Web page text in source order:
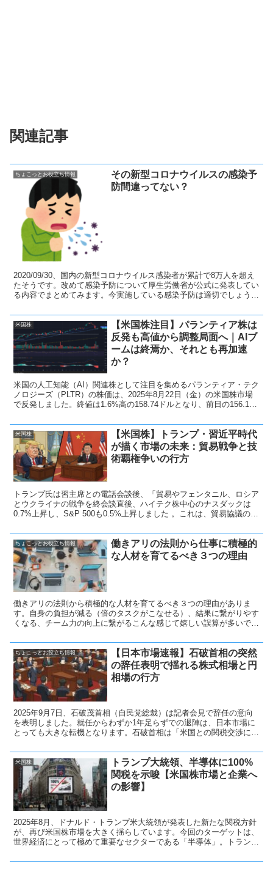
関連記事
ちょこっとお役立ち情報
その新型コロナウイルスの感染予
防間違ってない？
2020/09/30、国内の新型コロナウイルス感染者が累計で8万人を超え
たそうです。改めて感染予防について厚生労働省が公式に発表してい
る内容でまとめてみます。今実施している感染予防は適切でしょう
米国株
【米国株注目】パランティア株は
反発も高値から調整局面へ｜AIブ
ームは終焉か、それとも再加速
か？
米国の人工知能（AI）関連株として注目を集めるパランティア・テク
ノロジーズ（PLTR）の株価は、2025年8月22日（金）の米国株市場
で反発しました。終値は1.6%高の158.74ドルとなり、前日の156.18
米国株
【米国株】トランプ・習近平時代
が描く市場の未来：貿易戦争と技
術覇権争いの行方
トランプ氏は習主席との電話会談後、「貿易やフェンタニル、ロシア
とウクライナの戦争を終会談直後、ハイテク株中心のナスダックは
0.7%上昇し、S&P 500も0.5%上昇しました 。これは、貿易協議の進
の反応と見られます。 わらせる必要性、TikTokを巡る合意の承認な
ど多くの極めて重要な問題を前進させた」と自身のソーシャルメディ
ア、トゥルース・ソーシャルに投稿。
ちょこっとお役立ち情報
働きアリの法則から仕事に積極的
な人材を育てるべき３つの理由
働きアリの法則から積極的な人材を育てるべき３つの理由がありま
す。自身の負担が減る（倍のタスクがこなせる）、結果に繋がりやす
くなる、チーム力の向上に繋がるこんな感じて嬉しい誤算が多いで
はどうにもならないことはたくさんあります。チームをまとめるなら
協力をようせいすべきです。
ちょこっとお役立ち情報
【日本市場速報】石破首相の突然
の辞任表明で揺れる株式相場と円
相場の行方
2025年9月7日、石破茂首相（自民党総裁）は記者会見で辞任の意向
を表明しました。就任からわずか1年足らずでの退陣は、日本市場に
とっても大きな転機となります。石破首相は「米国との関税交渉に一
しました。市場関係者の間では、石破辞任による政治的空白が円相場
や株式市場に波乱を呼ぶとの見方が広がっています。特に週明けのア
ジア市場では、円が対ドルで下押しされる可能性が高いとされていま
す。
米国株
トランプ大統領、半導体に100%
関税を示唆【米国株市場と企業へ
の影響】
2025年8月、ドナルド・トランプ米大統領が発表した新たな関税方針
が、再び米国株市場を大きく揺らしています。今回のターゲットは、
世界経済にとって極めて重要なセクターである「半導体」。トランプ
関税を課す方針を明言しました。この強硬姿勢により、テクノロジー